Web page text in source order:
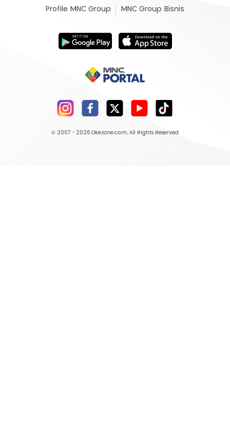
Profile MNC Group MNC Group Bisnis
© 2007 - 2026 Okezone.com, All Rights Reserved